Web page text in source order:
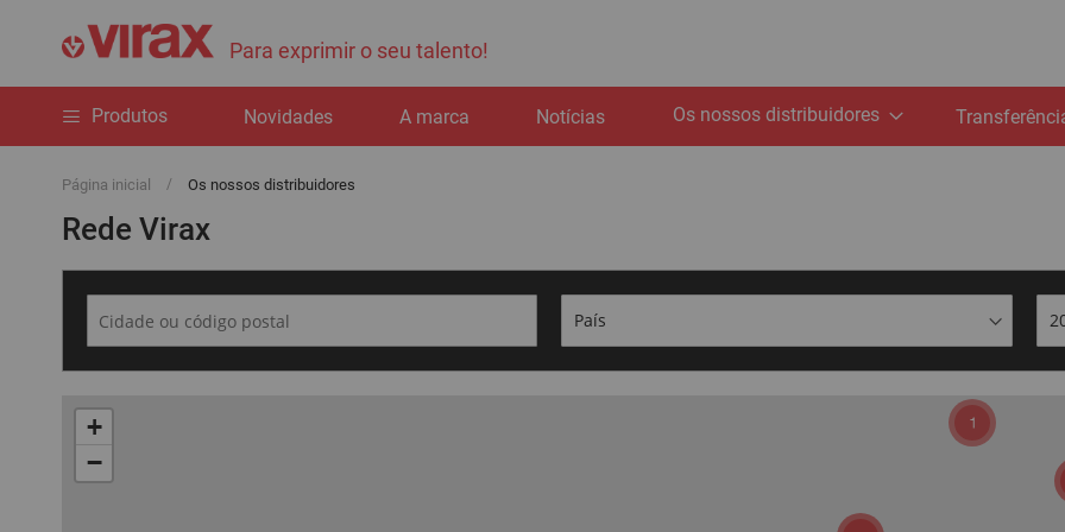
Para exprimir o seu talento!
Produtos Novidades A marca Notícias Os nossos distribuidores
Página inicial Os nossos distribuidores
Rede Virax
+
−